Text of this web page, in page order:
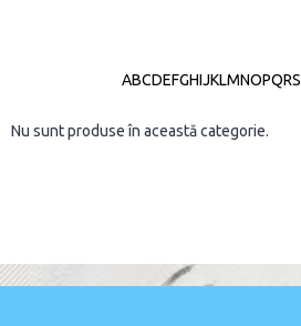
ABCDEFGHIJKLMNOPQRS
Nu sunt produse în această categorie.